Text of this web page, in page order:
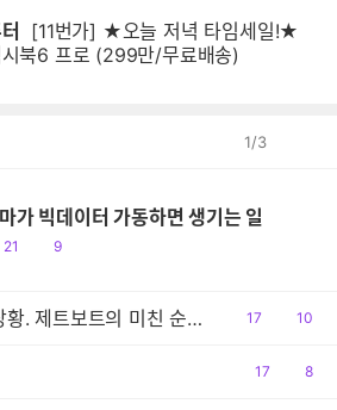
북6 프로 (299만/무료배송)
1/3
가 빅데이터 가동하면 생기는 일
공
21
댓
9
영화 아니고 실제 상황. 제트보트의 미친 순발력
공
17
댓
10
공
17
댓
8